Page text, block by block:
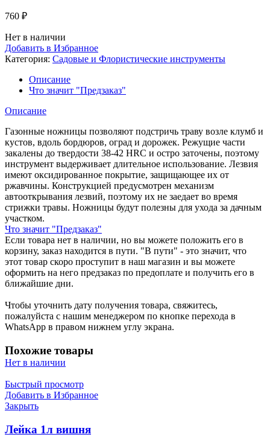
760 ₽
Нет в наличии
Добавить в Избранное
Категория: Садовые и Флористические инструменты
Описание
Что значит "Предзаказ"
Описание
Газонные ножницы позволяют подстричь траву возле клумб и
кустов, вдоль бордюров, оград и дорожек. Режущие части
закалены до твердости 38-42 HRC и остро заточены, поэтому
инструмент выдерживает длительное использование. Лезвия
имеют оксидированное покрытие, защищающее их от
ржавчины. Конструкцией предусмотрен механизм
автооткрывания лезвий, поэтому их не заедает во время
стрижки травы. Ножницы будут полезны для ухода за дачным
участком.
Что значит "Предзаказ"
Если товара нет в наличии, но вы можете положить его в
корзину, заказ находится в пути. "В пути" - это значит, что
этот товар скоро проступит в наш магазин и вы можете
оформить на него предзаказ по предоплате и получить его в
ближайшие дни.
Чтобы уточнить дату получения товара, свяжитесь,
пожалуйста с нашим менеджером по кнопке перехода в
WhatsApp в правом нижнем углу экрана.
Похожие товары
Нет в наличии
Быстрый просмотр
Добавить в Избранное
Закрыть
Лейка 1л вишня